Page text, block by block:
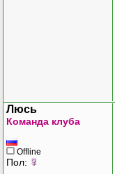
Люсь
Команда клуба
Offline
Пол: